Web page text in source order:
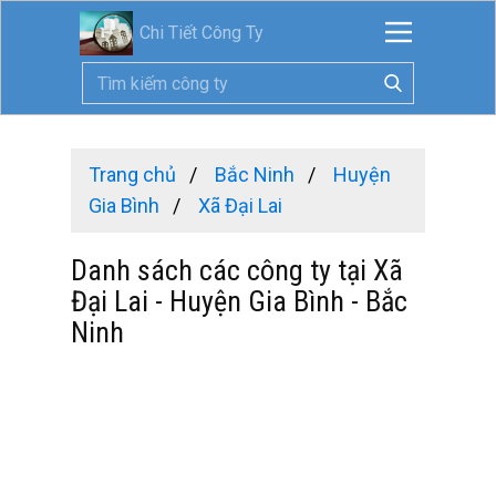
Chi Tiết Công Ty
Trang chủ Bắc Ninh
Huyện
Gia Bình
Xã Đại Lai
Danh sách các công ty tại Xã
Đại Lai - Huyện Gia Bình - Bắc
Ninh